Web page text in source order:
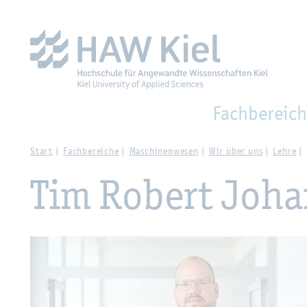
Start Fach­be­rei­che Ma­schi­nen­we­sen Wir über uns Lehre
Tim Ro­bert